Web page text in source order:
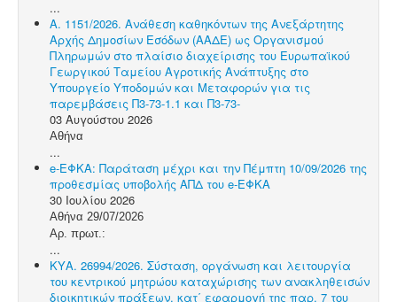
...
Α. 1151/2026. Ανάθεση καθηκόντων της Ανεξάρτητης
Αρχής Δημοσίων Εσόδων (ΑΑΔΕ) ως Οργανισμού
Πληρωμών στο πλαίσιο διαχείρισης του Ευρωπαϊκού
Γεωργικού Ταμείου Αγροτικής Ανάπτυξης στο
Υπουργείο Υποδομών και Μεταφορών για τις
παρεμβάσεις Π3-73-1.1 και Π3-73-
03 Αυγούστου 2026
Αθήνα
...
e-ΕΦΚΑ: Παράταση μέχρι και την Πέμπτη 10/09/2026 της
προθεσμίας υποβολής ΑΠΔ του e-ΕΦΚΑ
30 Ιουλίου 2026
Αθήνα 29/07/2026
Αρ. πρωτ.:
...
ΚΥΑ. 26994/2026. Σύσταση, οργάνωση και λειτουργία
του κεντρικού μητρώου καταχώρισης των ανακληθεισών
διοικητικών πράξεων, κατ΄ εφαρμογή της παρ. 7 του